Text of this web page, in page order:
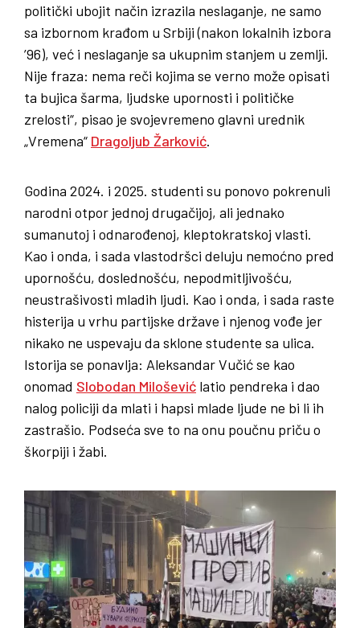
politički ubojit način izrazila neslaganje, ne samo
sa izbornom krađom u Srbiji (nakon lokalnih izbora
’96), već i neslaganje sa ukupnim stanjem u zemlji.
Nije fraza: nema reči kojima se verno može opisati
ta bujica šarma, ljudske upornosti i političke
zrelosti“, pisao je svojevremeno glavni urednik
„Vremena“ Dragoljub Žarković.
Godina 2024. i 2025. studenti su ponovo pokrenuli
narodni otpor jednoj drugačijoj, ali jednako
sumanutoj i odnarođenoj, kleptokratskoj vlasti.
Kao i onda, i sada vlastodršci deluju nemoćno pred
upornošću, doslednošću, nepodmitljivošću,
neustrašivosti mladih ljudi. Kao i onda, i sada raste
histerija u vrhu partijske države i njenog vođe jer
nikako ne uspevaju da sklone studente sa ulica.
Istorija se ponavlja: Aleksandar Vučić se kao
onomad Slobodan Milošević latio pendreka i dao
nalog policiji da mlati i hapsi mlade ljude ne bi li ih
zastrašio. Podseća sve to na onu poučnu priču o
škorpiji i žabi.